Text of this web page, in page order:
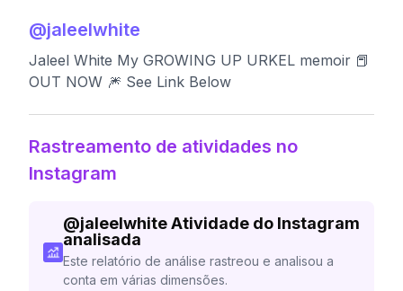
@jaleelwhite
Jaleel White My GROWING UP URKEL memoir 📕
OUT NOW 🎆 See Link Below
Rastreamento de atividades no
Instagram
@jaleelwhite Atividade do Instagram
analisada
Este relatório de análise rastreou e analisou a
conta em várias dimensões.